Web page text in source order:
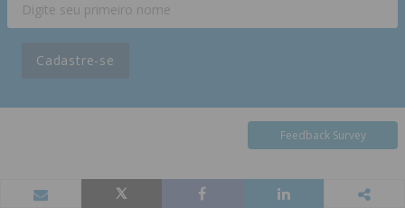
Cadastre-se
Feedback Survey